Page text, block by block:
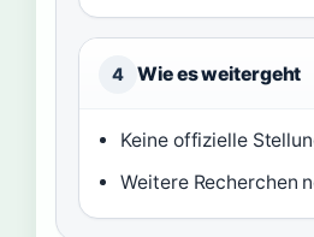
4 Wie es weitergeht
Keine offizielle
Weitere Recherchen